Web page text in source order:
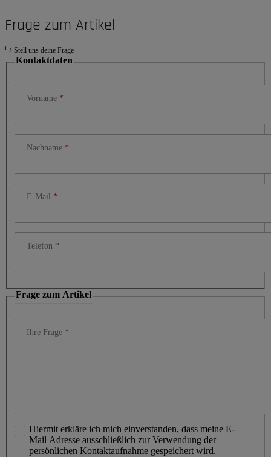
Frage zum Artikel
Stell uns deine Frage
Kontaktdaten
Vorname
Nachname
E-Mail
Telefon
Frage zum Artikel
Ihre Frage
Hiermit erkläre ich mich einverstanden, dass meine E-
Mail Adresse ausschließlich zur Verwendung der
persönlichen Kontaktaufnahme gespeichert wird.